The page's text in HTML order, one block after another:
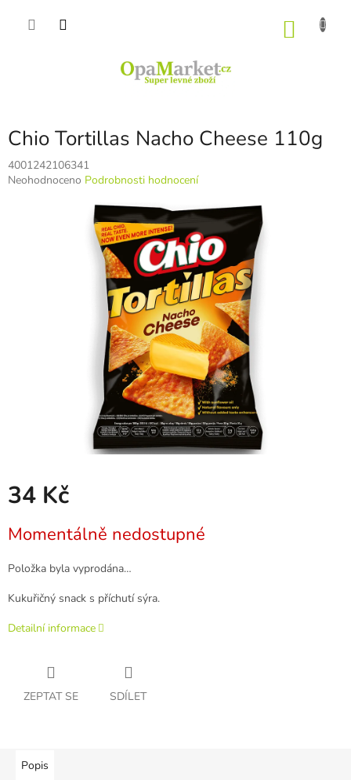
Chio Tortillas Nacho Cheese 110g
4001242106341
Průměrné
Neohodnoceno Podrobnosti hodnocení
34 Kč
cena:
Momentálně nedostupné
Položka byla vyprodána…
Kukuřičný snack s příchutí sýra.
Detailní informace
ZEPTAT SE SDÍLET
Popis